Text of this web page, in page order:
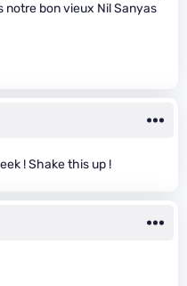
notre bon vieux Nil Sanyas
! Shake this up !